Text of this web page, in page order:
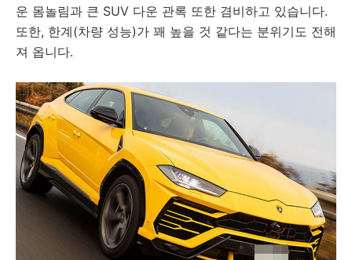
운 몸놀림과 큰 SUV 다운 관록 또한 겸비하고 있습니다.
또한, 한계(차량 성능)가 꽤 높을 것 같다는 분위기도 전해
져 옵니다.